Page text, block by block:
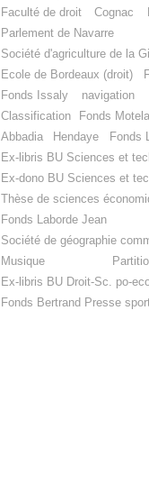
Faculté de droit
Cognac
Parlement de Navarre
Société d'agriculture de la
Ecole de Bordeaux (droit)
Fonds Issaly
navigation
Classification
Fonds
Abbadia
Hendaye Fonds
Ex-libris BU Sciences et
Ex-dono BU Sciences et
Thèse de sciences
Fonds Laborde Jean
Société de géographie
Musique
Ex-libris BU Droit-Sc. po-
Fonds Bertrand Presse